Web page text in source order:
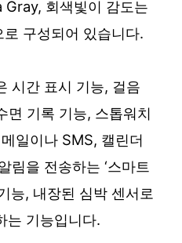
회색빛이 감도는
구성되어 있습니다.
시간 표시 기능, 걸음
면 기록 기능, 스톱워치
일이나 SMS, 캘린더
림을 전송하는 ‘스마트
능, 내장된 심박 센서로
는 기능입니다.